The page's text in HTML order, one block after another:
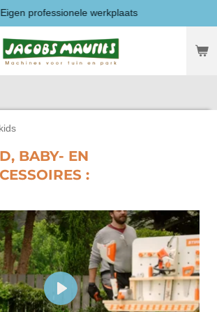
Eigen professionele werkplaats
BABY- EN
:
P